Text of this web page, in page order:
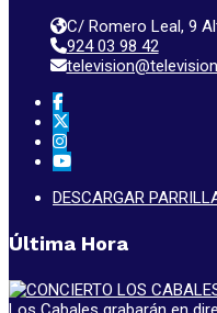
C/ Romero Leal, 9
924 03 98 42
DESCARGAR
Última Hora